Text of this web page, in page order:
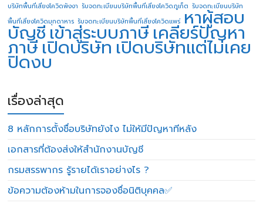
บริษัทพื้นที่เสี่ยงโควิดพังงา รับจดทะเบียนบริษัทพื้นที่เสี่ยงโควิดภูเก็ต รับจดทะเบียนบริษัท
พื้นที่เสี่ยงโควิดมุกดาหาร รับจดทะเบียนบริษัทพื้นที่เสี่ยงโควิดแพร่ หาผู้สอบ
บัญชี เข้าสู่ระบบภาษี เคลียร์ปัญหา
ภาษีเปิดบริษัทเปิดบริษัทแต่ไม่เคย
ปิดงบ
เรื่องล่าสุด
8 หลักการตั้งชื่อบริษัทยังไง ไม่ให้มีปัญหาทีหลัง
เอกสารที่ต้องส่งให้สำนักงานบัญชี
กรมสรรพากร รู้รายได้เราอย่างไร ?
ข้อความต้องห้ามในการจองชื่อนิติบุคคล✅